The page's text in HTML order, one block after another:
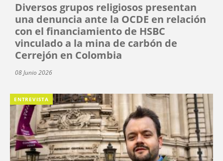
Diversos grupos religiosos presentan
una denuncia ante la OCDE en relación
con el financiamiento de HSBC
vinculado a la mina de carbón de
Cerrejón en Colombia
08 Junio 2026
ENTREVISTA